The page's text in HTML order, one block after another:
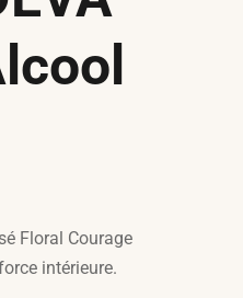
Floral Courage
intérieure.